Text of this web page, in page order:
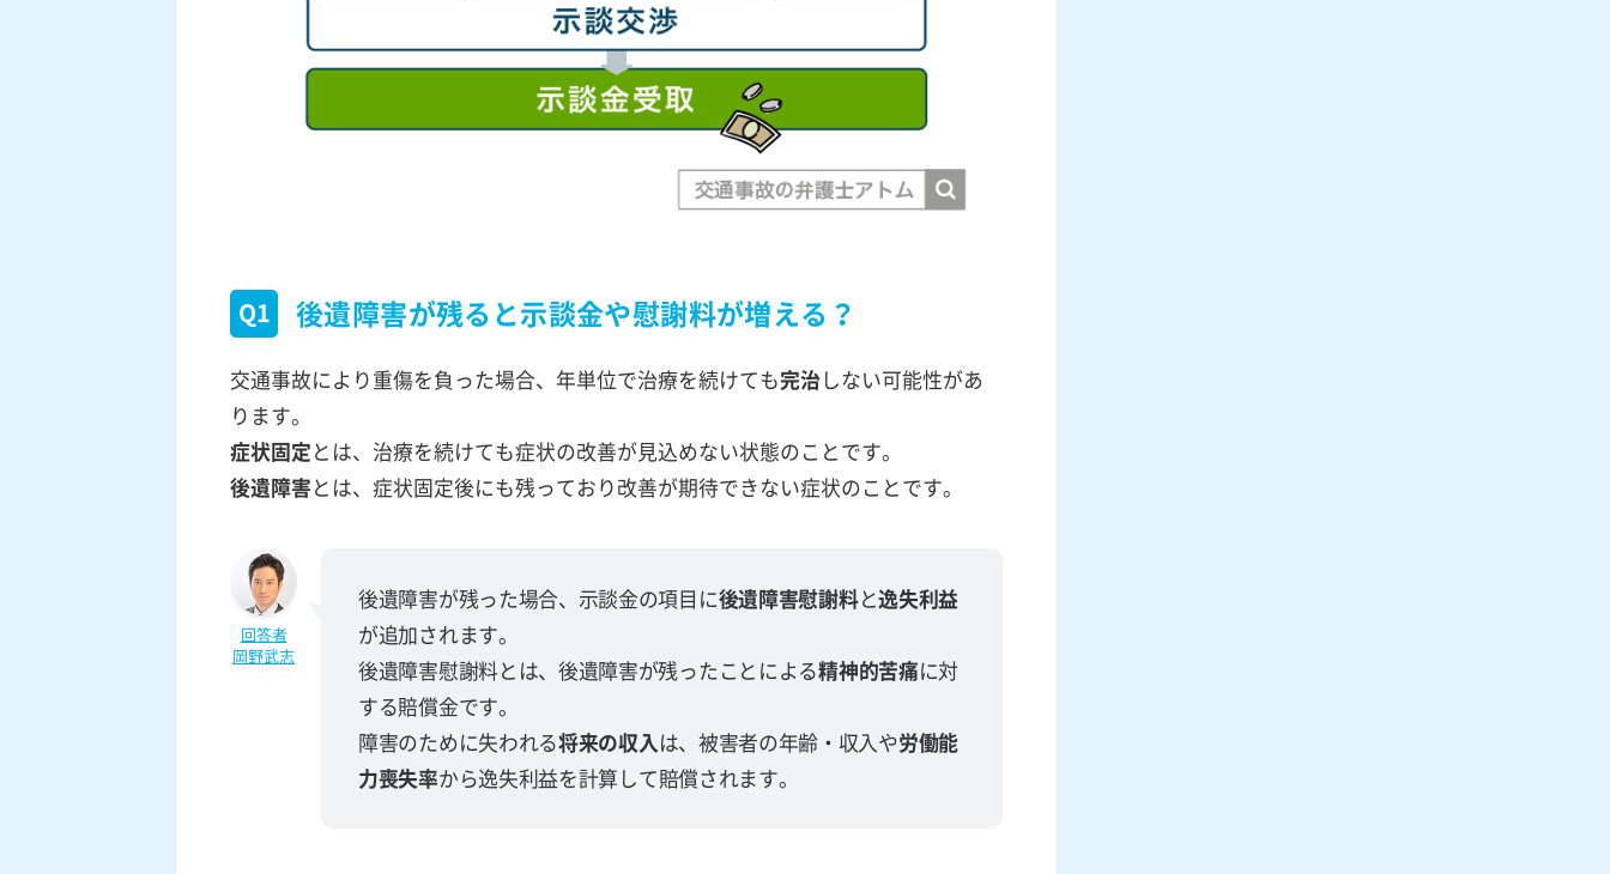
Q1 後遺障害が残ると示談金や慰謝料が増える？
交通事故により重傷を負った場合、年単位で治療を続けても完治 しない可能性があ
ります。
症状固定 とは、治療を続けても症状の改善が見込めない状態のことです。
後遺障害 とは、症状固定後にも残っており改善が期待できない症状のことです。
回答者
岡野武志
後遺障害が残った場合、示談金の項目に後遺障害慰謝料と逸失利益
が追加されます。
後遺障害慰謝料とは、後遺障害が残ったことによる精神的苦痛に対
する賠償金です。
障害のために失われる将来の収入 は、被害者の年齢・収入や労働能
力喪失率から逸失利益を計算して賠償されます。